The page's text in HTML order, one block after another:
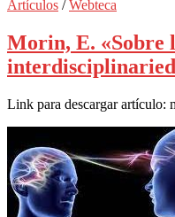
Artículos /Webteca
Morin, E. «Sobre
Link para descargar artículo: